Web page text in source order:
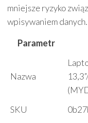
mniejsze ryzyko
wpisywaniem danych.
Parametr
Nazwa
SKU